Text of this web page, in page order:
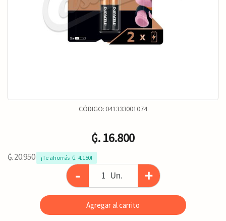
CÓDIGO:041333001074
₲. 16.800
₲. 20.950 ¡Te ahorrás  ₲. 4.150!
- Un. +
Agregar al carrito